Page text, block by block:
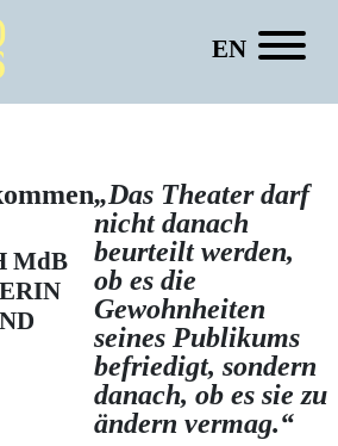
EN
MdB
„Das Theater darf
nicht danach
beurteilt werden,
ob es die
Gewohnheiten
seines Publikums
befriedigt, sondern
danach, ob es sie zu
ändern vermag.“